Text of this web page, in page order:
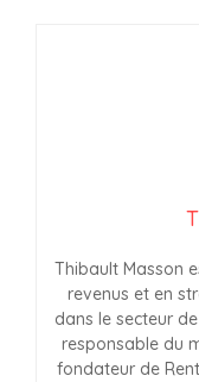
Thibault Masson
revenus et en
dans le secteur
responsable du
fondateur de